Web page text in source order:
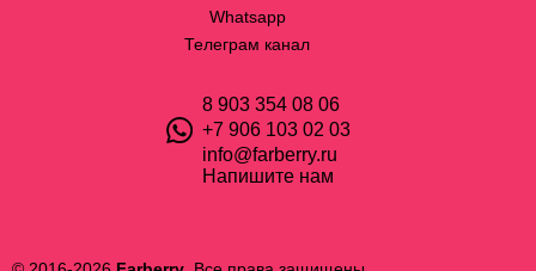
Whatsapp
Телеграм канал
8 903 354 08 06
+7 906 103 02 03
info@farberry.ru
Напишите нам